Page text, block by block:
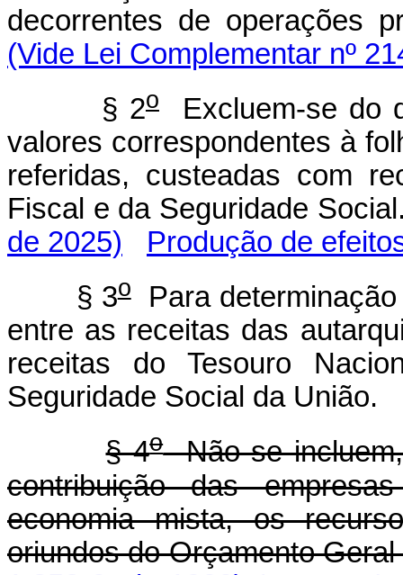
decorrentes de
(Vide Lei Complementar nº
§ 2oExcluem-se do
valores correspondentes à
referidas, custeadas com
Fiscal e da Seguridade
de 2025)
Produção de
§ 3oPara determinação
entre as receitas das
receitas do Tesouro
Seguridade Social da União.
§ 4oNão se incluem,
contribuição das
economia mista, os
oriundos do Orçamento